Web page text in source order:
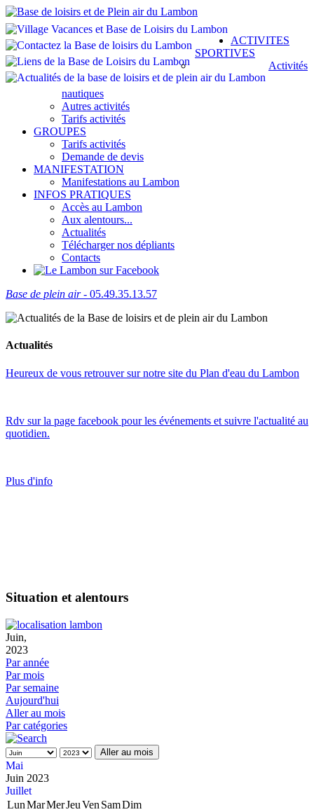
ACTIVITES
SPORTIVES
Activités
nautiques
Autres activités
Tarifs activités
GROUPES
Tarifs activités
Demande de devis
MANIFESTATION
Manifestations au Lambon
INFOS PRATIQUES
Accès au Lambon
Aux alentours...
Actualités
Télécharger nos dépliants
Contacts
Base de plein air- 05.49.35.13.57
Actualités
Heureux de vous retrouver sur notre site du Plan d'eau du Lambon
Rdv sur la page facebook pour les événements et suivre l'actualité au
quotidien.
Plus d'info
Situation et alentours
Juin,
2023
Par année
Par mois
Par semaine
Aujourd'hui
Aller au mois
Par catégories
Aller au mois
Mai
Juin 2023
Juillet
LunMarMerJeuVen SamDim